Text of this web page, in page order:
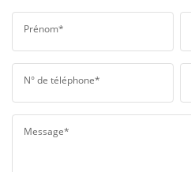
Prénom*
N° de téléphone*
Message*